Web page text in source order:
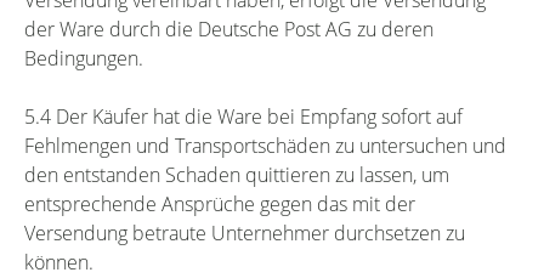
der Ware durch die Deutsche Post AG zu deren
Bedingungen.
5.4 Der Käufer hat die Ware bei Empfang sofort auf
Fehlmengen und Transportschäden zu untersuchen und
den entstanden Schaden quittieren zu lassen, um
entsprechende Ansprüche gegen das mit der
Versendung betraute Unternehmer durchsetzen zu
können.